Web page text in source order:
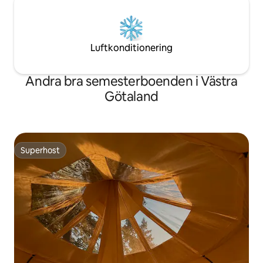
Luftkonditionering
Andra bra semesterboenden i Västra
Götaland
Superhost
Superhost